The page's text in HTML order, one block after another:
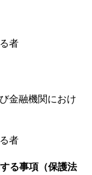
者
金融機関におけ
者
る事項（保護法